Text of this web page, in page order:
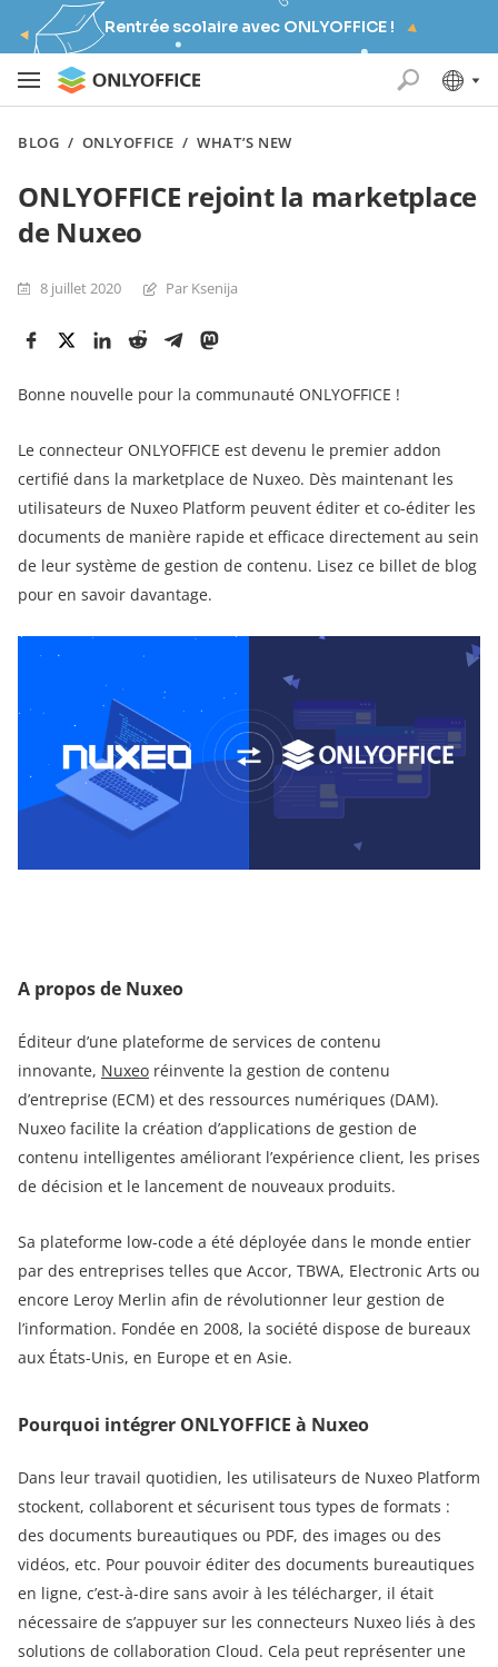
Rentrée scolaire avec ONLYOFFICE !
BLOG / ONLYOFFICE /WHAT’S NEW
ONLYOFFICE rejoint la marketplace
de Nuxeo
8 juillet 2020 Par Ksenija
Bonne nouvelle pour la communauté ONLYOFFICE !
Le connecteur ONLYOFFICE est devenu le premier addon
certifié dans la marketplace de Nuxeo. Dès maintenant les
utilisateurs de Nuxeo Platform peuvent éditer et co-éditer les
documents de manière rapide et efficace directement au sein
de leur système de gestion de contenu. Lisez ce billet de blog
pour en savoir davantage.
A propos de Nuxeo
Éditeur d’une plateforme de services de contenu
innovante, Nuxeo réinvente la gestion de contenu
d’entreprise (ECM) et des ressources numériques (DAM).
Nuxeo facilite la création d’applications de gestion de
contenu intelligentes améliorant l’expérience client, les prises
de décision et le lancement de nouveaux produits.
Sa plateforme low-code a été déployée dans le monde entier
par des entreprises telles que Accor, TBWA, Electronic Arts ou
encore Leroy Merlin afin de révolutionner leur gestion de
l’information. Fondée en 2008, la société dispose de bureaux
aux États-Unis, en Europe et en Asie.
Pourquoi intégrer ONLYOFFICE à Nuxeo
Dans leur travail quotidien, les utilisateurs de Nuxeo Platform
stockent, collaborent et sécurisent tous types de formats :
des documents bureautiques ou PDF, des images ou des
vidéos, etc. Pour pouvoir éditer des documents bureautiques
en ligne, c’est-à-dire sans avoir à les télécharger, il était
nécessaire de s’appuyer sur les connecteurs Nuxeo liés à des
solutions de collaboration Cloud. Cela peut représenter une